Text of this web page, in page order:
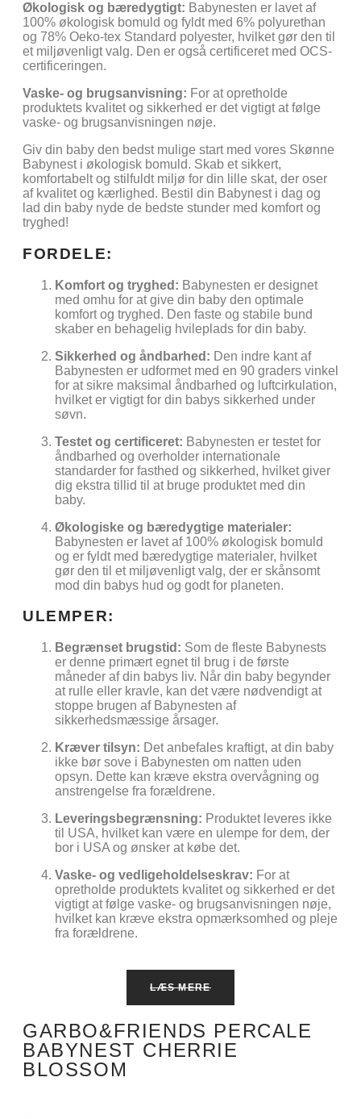
Økologisk og bæredygtigt: Babynesten er lavet af
100% økologisk bomuld og fyldt med 6% polyurethan
og 78% Oeko-tex Standard polyester, hvilket gør den til
et miljøvenligt valg. Den er også certificeret med OCS-
certificeringen.
Vaske- og brugsanvisning: For at opretholde
produktets kvalitet og sikkerhed er det vigtigt at følge
vaske- og brugsanvisningen nøje.
Giv din baby den bedst mulige start med vores Skønne
Babynest i økologisk bomuld. Skab et sikkert,
komfortabelt og stilfuldt miljø for din lille skat, der oser
af kvalitet og kærlighed. Bestil din Babynest i dag og
lad din baby nyde de bedste stunder med komfort og
tryghed!
FORDELE:
Komfort og tryghed: Babynesten er designet
med omhu for at give din baby den optimale
komfort og tryghed. Den faste og stabile bund
skaber en behagelig hvileplads for din baby.
Sikkerhed og åndbarhed: Den indre kant af
Babynesten er udformet med en 90 graders vinkel
for at sikre maksimal åndbarhed og luftcirkulation,
hvilket er vigtigt for din babys sikkerhed under
søvn.
Testet og certificeret: Babynesten er testet for
åndbarhed og overholder internationale
standarder for fasthed og sikkerhed, hvilket giver
dig ekstra tillid til at bruge produktet med din
baby.
Økologiske og bæredygtige materialer:
Babynesten er lavet af 100% økologisk bomuld
og er fyldt med bæredygtige materialer, hvilket
gør den til et miljøvenligt valg, der er skånsomt
mod din babys hud og godt for planeten.
ULEMPER:
Begrænset brugstid: Som de fleste Babynests
er denne primært egnet til brug i de første
måneder af din babys liv. Når din baby begynder
at rulle eller kravle, kan det være nødvendigt at
stoppe brugen af Babynesten af
sikkerhedsmæssige årsager.
Kræver tilsyn: Det anbefales kraftigt, at din baby
ikke bør sove i Babynesten om natten uden
opsyn. Dette kan kræve ekstra overvågning og
anstrengelse fra forældrene.
Leveringsbegrænsning: Produktet leveres ikke
til USA, hvilket kan være en ulempe for dem, der
bor i USA og ønsker at købe det.
Vaske- og vedligeholdelseskrav: For at
opretholde produktets kvalitet og sikkerhed er det
vigtigt at følge vaske- og brugsanvisningen nøje,
hvilket kan kræve ekstra opmærksomhed og pleje
fra forældrene.
LÆS MERE
GARBO&FRIENDS PERCALE
BABYNEST CHERRIE
BLOSSOM